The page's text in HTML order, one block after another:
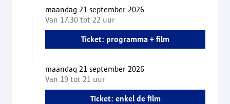
maandag 21 september 2026
Van 17.30 tot 22 uur
Ticket: programma + film
maandag 21 september 2026
Van 19 tot 21 uur
Ticket: enkel de film